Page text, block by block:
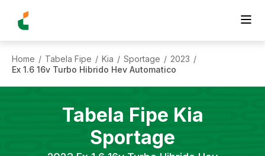
Home / Tabela Fipe / Kia / Sportage / 2023 /
Ex 1.6 16v Turbo Hibrido Hev Automatico
Tabela Fipe Kia
Sportage